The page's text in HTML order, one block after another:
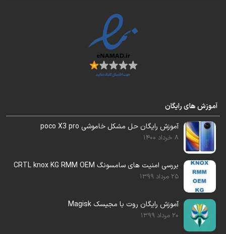
دامپ تست شده برای تعویض هارد این مدل را
هم در اختیار شما قرار خواهیم داد.
این فایل قابل رایت با ایزی جیتگ ، مدوسا و …
میباشد.
آموزش رایگان تعویض هارد را می‌توانید از بخش
آموزش مشاهده بفرمایید.
آموزش های رایگان
آموزش رایگان حل مشکل خاموشی poco X3 pro
8 خرداد 1400
بررسی امنیت های سامسونگ CRTL knox KG RMM OEM
25 مرداد 1399
آموزش رایگان روت با مجیسک Magisk
20 مرداد 1399